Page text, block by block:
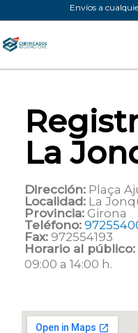
al
contenido
Envíos a
La
Dirección: Plaça
Localidad: La
Provincia: Girona
Teléfono:
Fax: 972554193
Horario al público:
09:00 a 14:00 h.